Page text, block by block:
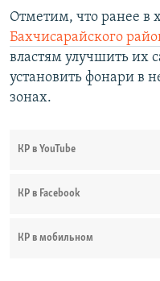
Отметим, что ранее в
Бахчисарайского
властям улучшить их
установить фонари в
зонах.
КР в YouTube
КР в Facebook
КР в мобильном